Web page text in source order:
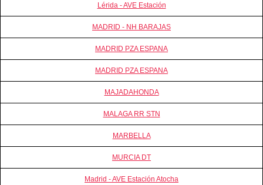
Lérida - AVE Estación
MADRID - NH BARAJAS
MADRID PZA ESPANA
MADRID PZA ESPANA
MAJADAHONDA
MALAGA RR STN
MARBELLA
MURCIA DT
Madrid - AVE Estación Atocha